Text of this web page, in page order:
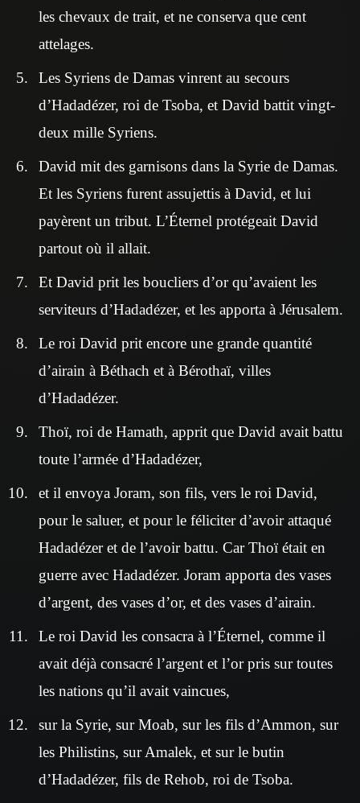
les chevaux de trait, et ne conserva que cent
attelages.
Les Syriens de Damas vinrent au secours
d’Hadadézer, roi de Tsoba, et David battit vingt-
deux mille Syriens.
David mit des garnisons dans la Syrie de Damas.
Et les Syriens furent assujettis à David, et lui
payèrent un tribut. L’Éternel protégeait David
partout où il allait.
Et David prit les boucliers d’or qu’avaient les
serviteurs d’Hadadézer, et les apporta à Jérusalem.
Le roi David prit encore une grande quantité
d’airain à Béthach et à Bérothaï, villes
d’Hadadézer.
Thoï, roi de Hamath, apprit que David avait battu
toute l’armée d’Hadadézer,
et il envoya Joram, son fils, vers le roi David,
pour le saluer, et pour le féliciter d’avoir attaqué
Hadadézer et de l’avoir battu. Car Thoï était en
guerre avec Hadadézer. Joram apporta des vases
d’argent, des vases d’or, et des vases d’airain.
Le roi David les consacra à l’Éternel, comme il
avait déjà consacré l’argent et l’or pris sur toutes
les nations qu’il avait vaincues,
sur la Syrie, sur Moab, sur les fils d’Ammon, sur
les Philistins, sur Amalek, et sur le butin
d’Hadadézer, fils de Rehob, roi de Tsoba.